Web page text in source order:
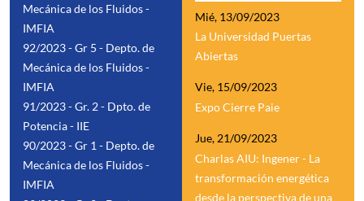
Mecánica de los Fluidos -
IMFIA
92/2023 - Gr 5 - Depto. de
Mecánica de los Fluidos -
IMFIA
91/2023 - Gr. 2 - Dpto. de
Potencia - IIE
90/2023 - Gr 1 - Depto. de
Mecánica de los Fluidos -
IMFIA
Mié, 13/09/2023
La Universidad Puertas
Abiertas
Vie, 15/09/2023
Expo Cierre Paie
Jue, 21/09/2023
Charlas AIU: Ingener - La
transformación energética
desde la perspectiva de una